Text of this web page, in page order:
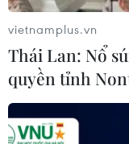
vietnamplus.vn
Thái Lan: Nổ
quyền tỉnh